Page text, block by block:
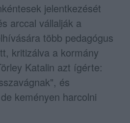
jelentkezését
arccal vállalják a
több pedagógus
kritizálva a kormány
Katalin azt ígérte:
és
keményen harcolni